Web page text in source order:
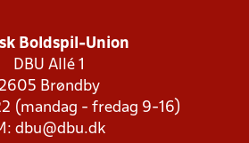
Boldspil-Union
DBU Allé 1
2605 Brøndby
(mandag - fredag 9-16)
dbu@dbu.dk